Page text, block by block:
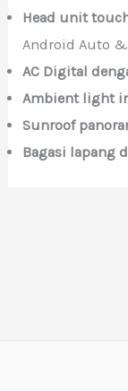
Head unit
Android Auto &
AC Digital
Ambient light
Sunroof
Bagasi lapang